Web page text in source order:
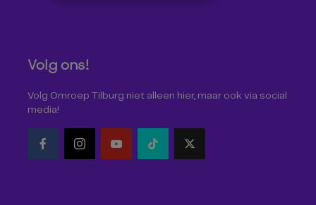
Volg ons!
Volg Omroep Tilburg niet alleen hier, maar ook via social
media!